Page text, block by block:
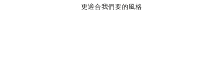
更適合我們要的風格